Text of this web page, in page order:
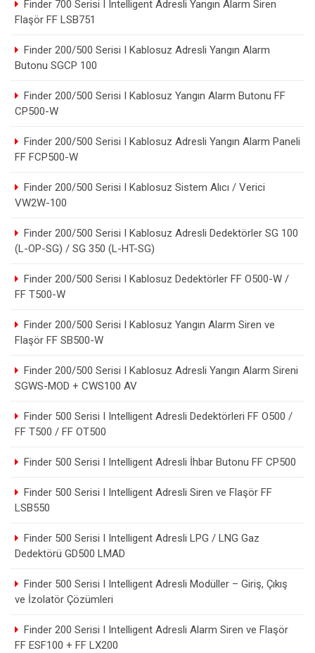
Finder 700 Serisi I Intelligent Adresli Yangın Alarm Siren
Flaşör FF LSB751
Finder 200/500 Serisi I Kablosuz Adresli Yangın Alarm
Butonu SGCP 100
Finder 200/500 Serisi I Kablosuz Yangın Alarm Butonu FF
CP500-W
Finder 200/500 Serisi I Kablosuz Adresli Yangın Alarm Paneli
FF FCP500-W
Finder 200/500 Serisi I Kablosuz Sistem Alıcı / Verici
VW2W-100
Finder 200/500 Serisi I Kablosuz Adresli Dedektörler SG 100
(L-OP-SG) / SG 350 (L-HT-SG)
Finder 200/500 Serisi I Kablosuz Dedektörler FF O500-W /
FF T500-W
Finder 200/500 Serisi I Kablosuz Yangın Alarm Siren ve
Flaşör FF SB500-W
Finder 200/500 Serisi I Kablosuz Adresli Yangın Alarm Sireni
SGWS-MOD + CWS100 AV
Finder 500 Serisi I Intelligent Adresli Dedektörleri FF O500 /
FF T500 / FF OT500
Finder 500 Serisi I Intelligent Adresli İhbar Butonu FF CP500
Finder 500 Serisi I Intelligent Adresli Siren ve Flaşör FF
LSB550
Finder 500 Serisi I Intelligent Adresli LPG / LNG Gaz
Dedektörü GD500 LMAD
Finder 500 Serisi I Intelligent Adresli Modüller – Giriş, Çıkış
ve İzolatör Çözümleri
Finder 200 Serisi I Intelligent Adresli Alarm Siren ve Flaşör
FF ESF100 + FF LX200